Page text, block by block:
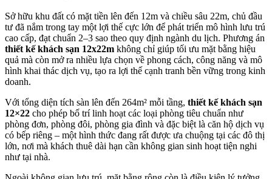
Sở hữu khu đất có mặt tiền lên đến 12m và chiều sâu 22m, chủ đầu
tư đã nắm trong tay một lợi thế cực lớn để phát triển mô hình lưu trú
cao cấp, đạt chuẩn 2–3 sao theo quy định ngành du lịch. Phương án
thiết kế khách sạn 12x22m không chỉ giúp tối ưu mặt bằng hiệu
quả mà còn mở ra nhiều lựa chọn về phong cách, công năng và mô
hình khai thác dịch vụ, tạo ra lợi thế cạnh tranh bền vững trong kinh
doanh.
Với tổng diện tích sàn lên đến 264m² mỗi tầng, thiết kế khách sạn
12×22 cho phép bố trí linh hoạt các loại phòng tiêu chuẩn như
phòng đơn, phòng đôi, phòng gia đình và đặc biệt là căn hộ dịch vụ
có bếp riêng – một hình thức đang rất được ưa chuộng tại các đô thị
lớn, nơi mà khách thuê dài hạn cần không gian sinh hoạt tiện nghi
như tại nhà.